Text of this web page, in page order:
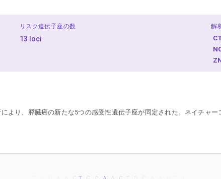
リスク遺伝子座の数
13 loci
解
により、膵臓癌の新たな5つの感受性遺伝子座が同定された。ネイチャー